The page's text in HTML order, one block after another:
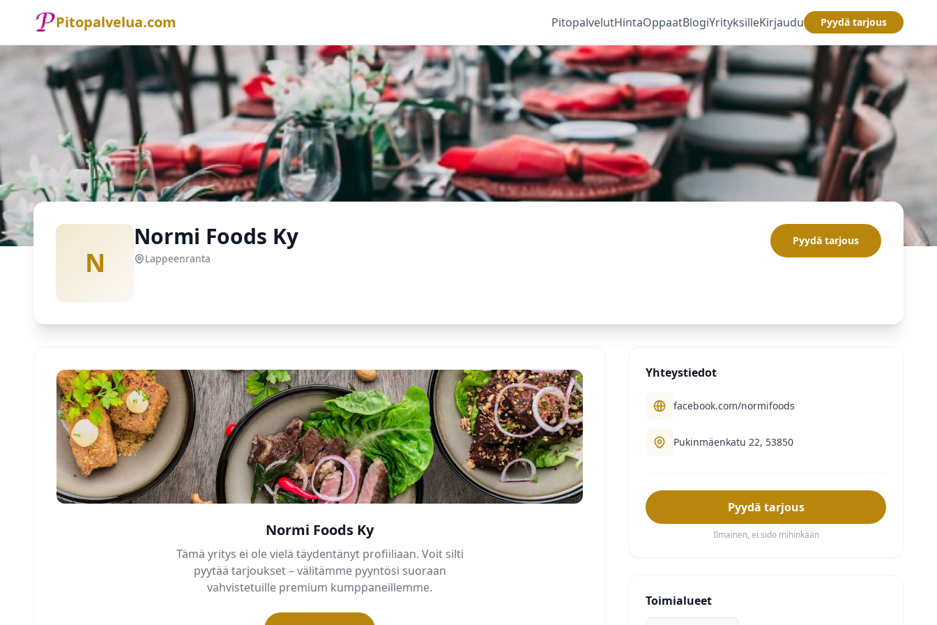
Pitopalvelua.com PitopalvelutHintaOppaatBlogiYrityksilleKirjaudu Pyydä tarjous
N
Normi Foods Ky
Lappeenranta
Pyydä tarjous
Normi Foods Ky
Tämä yritys ei ole vielä täydentänyt profiiliaan. Voit silti
pyytää tarjoukset – välitämme pyyntösi suoraan
vahvistetuille premium kumppaneillemme.
Yhteystiedot
facebook.com/normifoods
Pukinmäenkatu 22, 53850
Pyydä tarjous
Ilmainen, ei sido mihinkään
Toimialueet